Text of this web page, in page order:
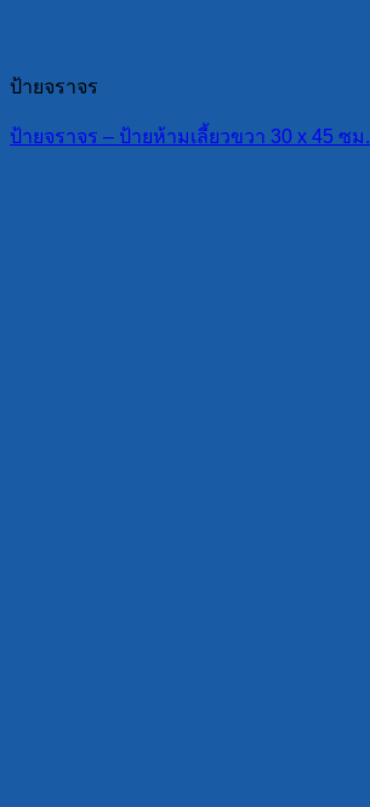
ป้ายจราจร
ป้ายจราจร – ป้ายห้ามเลี้ยวขวา 30 x 45 ซม.